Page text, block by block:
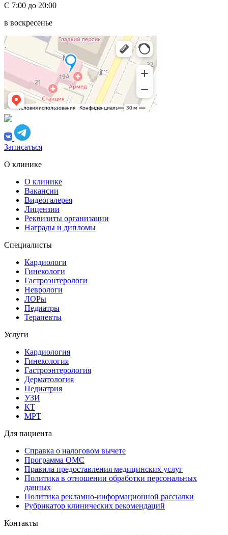
С 7:00 до 20:00
в воскресенье
Записаться
О клинике
О клинике
Вакансии
Видеогалерея
Лицензии
Реквизиты организации
Награды и дипломы
Специалисты
Кардиологи
Гинекологи
Гастроэнтерологи
Неврологи
ЛОРы
Педиатры
Терапевты
Услуги
Кардиология
Гинекология
Гастроэнтерология
Дерматология
Педиатрия
УЗИ
КТ
МРТ
Для пациента
Справка о налоговом вычете
Программа ОМС
Правила предоставления медицинских услуг
Политика в отношении обработки персональных
данных
Политика рекламно-информационной рассылки
Рубрикатор клинических рекомендаций
Контакты